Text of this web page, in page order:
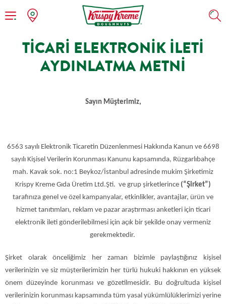
Doğum Günleri
Soğuk İçecekler & Milkshakes
TICARI ELEKTRONIK İLETI
AYDINLATMA METNI
Sayın Müşterimiz,
6563 sayılı Elektronik Ticaretin Düzenlenmesi Hakkında Kanun ve 6698
sayılı Kişisel Verilerin Korunması Kanunu kapsamında, Rüzgarlıbahçe
mah. Kavak sok. no:1 Beykoz/İstanbul adresinde mukim Şirketimiz
Krispy Kreme Gıda Üretim Ltd.Şti. ve grup şirketlerince (“Şirket”)
tarafınıza genel ve özel kampanyalar, etkinlikler, avantajlar, ürün ve
hizmet tanıtımları, reklam ve pazar araştırması anketleri için ticari
elektronik ileti gönderilebilmesi için açık bir şekilde onay vermeniz
gerekmektedir.
Şirket olarak önceliğimiz her zaman bizimle paylaştığınız kişisel
verilerinizin ve siz müşterilerimizin her türlü hukuki hakkının en yüksek
önem düzeyinde korunması ve gözetilmesidir. Bu doğrultuda kişisel
verilerinizin korunması kapsamında tüm yasal yükümlülüklerimizi yerine